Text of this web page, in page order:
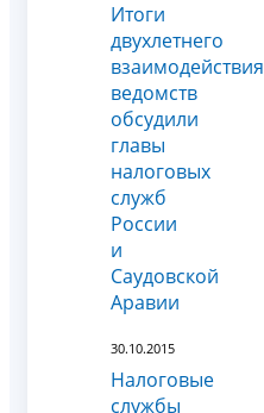
Итоги
двухлетнего
взаимодействия
ведомств
обсудили
главы
налоговых
служб
России
и
Саудовской
Аравии
30.10.2015
Налоговые
службы